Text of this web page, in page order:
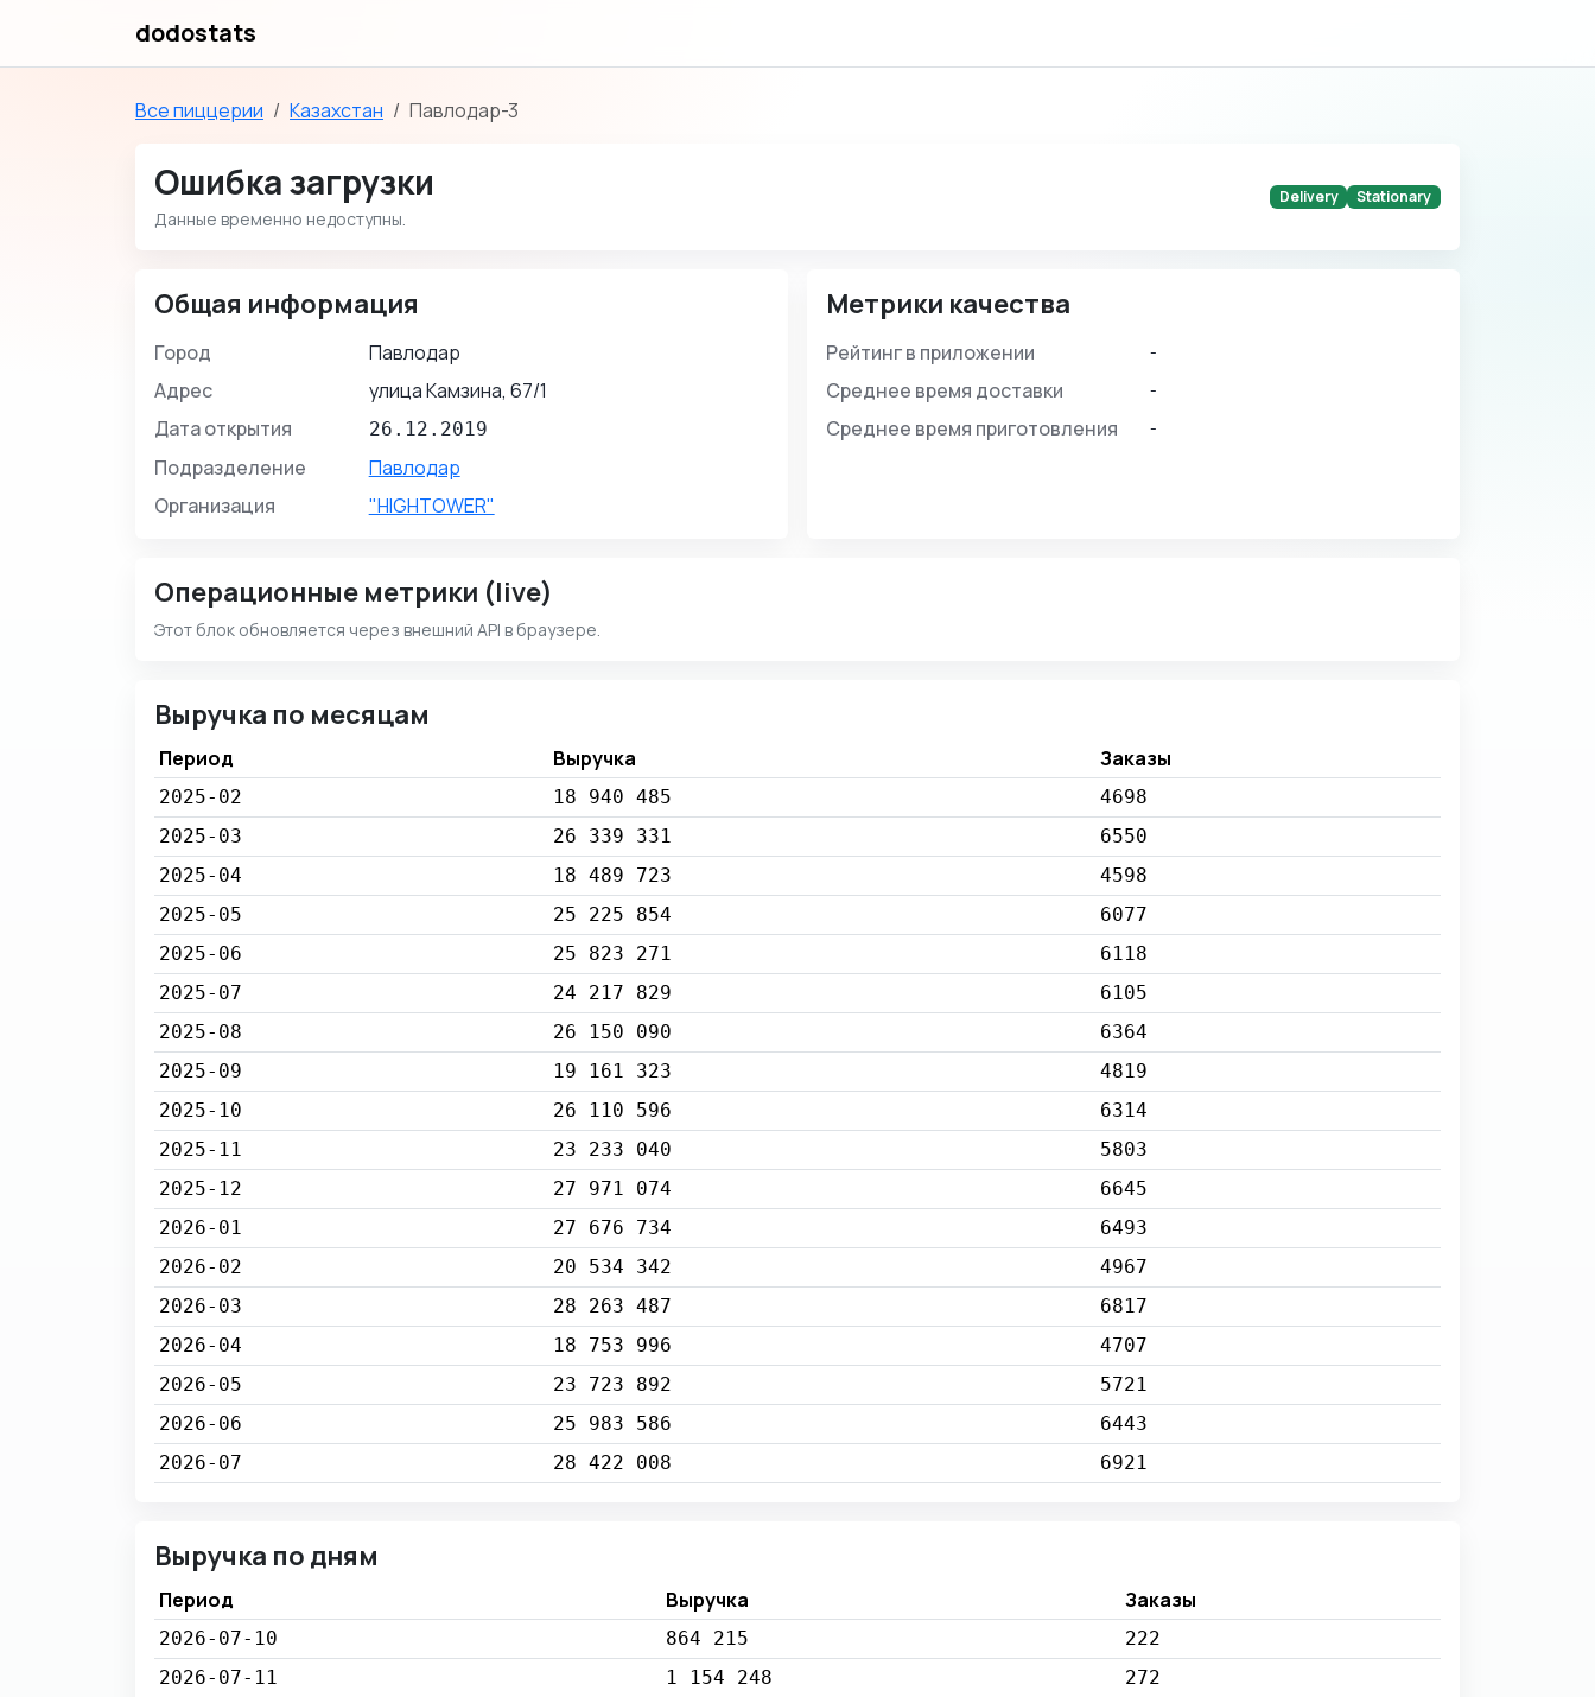
dodostats
Все пиццерии Казахстан Павлодар-3
Ошибка загрузки
Данные временно недоступны.
Delivery Stationary
Общая информация
Город
Павлодар
Адрес
улица Камзина, 67/1
Дата открытия
26.12.2019
Подразделение
Павлодар
Организация
"HIGHTOWER"
Метрики качества
Рейтинг в приложении -
Среднее время доставки -
Среднее время приготовления -
Операционные метрики (live)
Этот блок обновляется через внешний API в браузере.
Выручка по месяцам
Период Выручка Заказы
2025-02 18 940 485
4698
2025-03
26 339 331
6550
2025-04
18 489 723
4598
2025-05
25 225 854
6077
2025-06
25 823 271
6118
2025-07
24 217 829
6105
2025-08
26 150 090
6364
2025-09
19 161 323
4819
2025-10
26 110 596
6314
2025-11
23 233 040
5803
2025-12
27 971 074
6645
2026-01
27 676 734
6493
2026-02
20 534 342
4967
2026-03
28 263 487
6817
2026-04
18 753 996
4707
2026-05
23 723 892
5721
2026-06
25 983 586
6443
2026-07
28 422 008 6921
Выручка по дням
Период Выручка Заказы
2026-07-10 864 215
222
2026-07-11
1 154 248
272